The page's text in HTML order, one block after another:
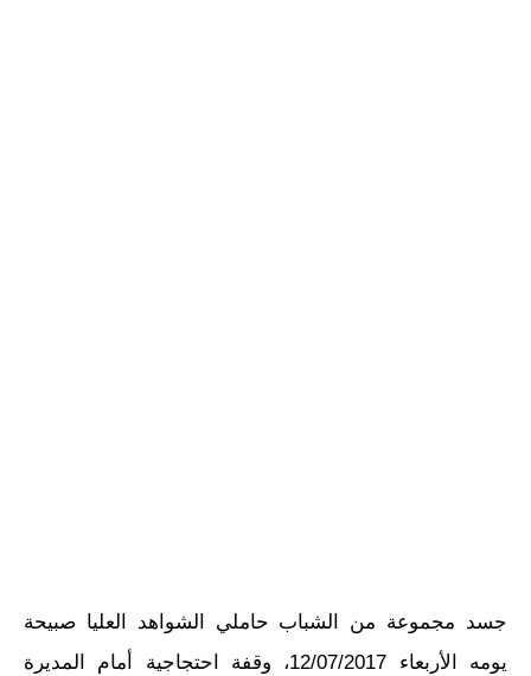
جسد مجموعة من الشباب حاملي الشواهد العليا صبيحة
يومه الأربعاء 12/07/2017، وقفة احتجاجية أمام المديرة